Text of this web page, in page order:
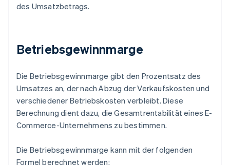
des Umsatzbetrags.
Betriebsgewinnmarge
Die Betriebsgewinnmarge gibt den Prozentsatz des
Umsatzes an, der nach Abzug der Verkaufskosten und
verschiedener Betriebskosten verbleibt. Diese
Berechnung dient dazu, die Gesamtrentabilität eines E-
Commerce-Unternehmens zu bestimmen.
Die Betriebsgewinnmarge kann mit der folgenden
Formel berechnet werden: